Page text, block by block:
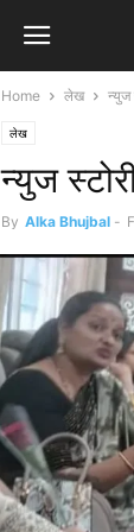
Home लेख न्युज
लेख
न्युज
By Alka Bhujbal -